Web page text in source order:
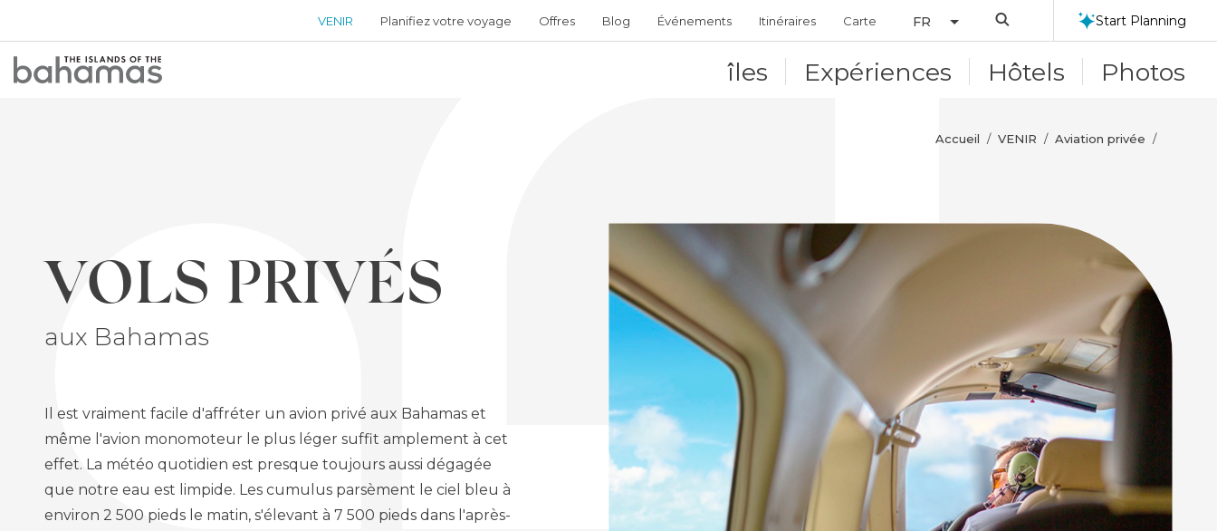
îles Expériences Hôtels Photos
VENIR Planifiez votre voyage Offres Blog Événements Itinéraires Carte FR Start Planning
Accueil / VENIR / Aviation privée /
VOLS PRIVÉS
aux Bahamas
Il est vraiment facile d'affréter un avion privé aux Bahamas et
même l'avion monomoteur le plus léger suffit amplement à cet
effet. La météo quotidien est presque toujours aussi dégagée
que notre eau est limpide. Les cumulus parsèment le ciel bleu à
environ 2 500 pieds le matin, s'élevant à 7 500 pieds dans l'après-